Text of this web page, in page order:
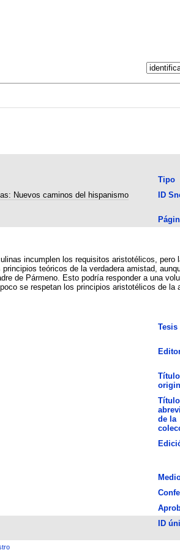
Tipo
Nuevos caminos del hispanismo
ID
incumplen los requisitos aristotélicos, pero
teóricos de la verdadera amistad,
de Pármeno. Esto podría responder a una
se respetan los principios aristotélicos de la
Tesis
Título
Título
de la
ID